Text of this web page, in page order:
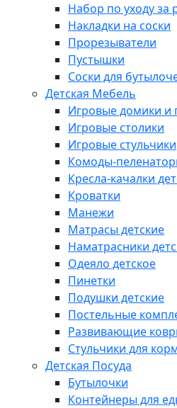
Набор по уходу за
Накладки на соски
Прорезыватели
Пустышки
Соски для
Детская Мебель
Игровые домики и
Игровые столики
Игровые стульчики
Комоды-
Кресла-качалки
Кроватки
Манежи
Матрасы детские
Наматрасники
Одеяло детское
Пинетки
Подушки детские
Постельные
Развивающие
Стульчики для
Детская Посуда
Бутылочки
Контейнеры для